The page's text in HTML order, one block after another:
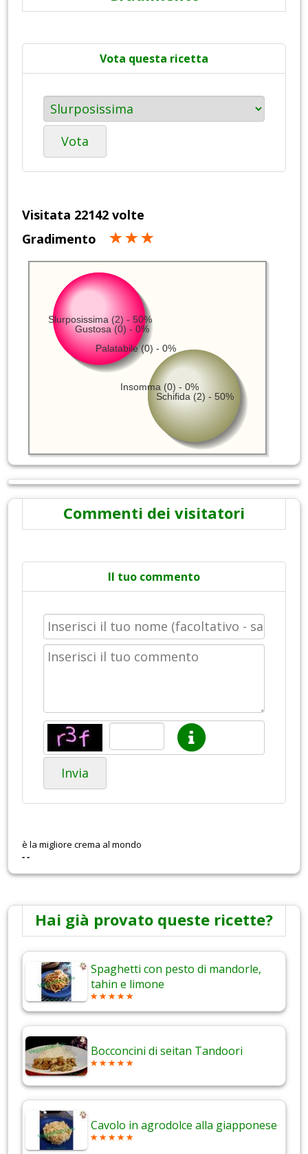
Vota questa ricetta
Vota
Visitata 22142 volte
Gradimento
Schifida (2) - 50%
Slurposissima (2) - 50%
Insomma (0) - 0%
Palatabile (0) - 0%
Gustosa (0) - 0%
Commenti dei visitatori
Il tuo commento
Invia
è la migliore crema al mondo
- -
Hai già provato queste ricette?
Spaghetti con pesto di mandorle,
tahin e limone
Bocconcini di seitan Tandoori
Cavolo in agrodolce alla giapponese